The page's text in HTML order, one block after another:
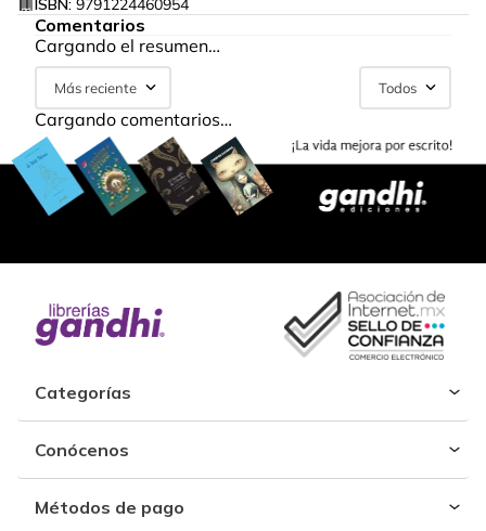
ISBN: 9791224460954
Comentarios
Cargando el resumen…
Más reciente Todos
Cargando comentarios…
Categorías
Conócenos
Métodos de pago